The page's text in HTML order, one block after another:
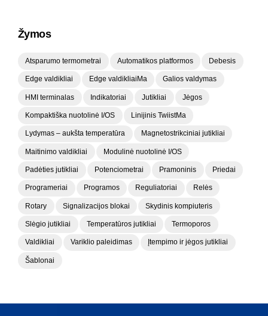
Žymos
Atsparumo termometrai Automatikos platformos Debesis
Edge valdikliai Edge valdikliaiMa Galios valdymas
HMI terminalas Indikatoriai Jutikliai Jėgos
Kompaktiška nuotolinė I/OS Linijinis TwiistMa
Lydymas – aukšta temperatūra Magnetostrikciniai jutikliai
Maitinimo valdikliai Modulinė nuotolinė I/OS
Padėties jutikliai Potenciometrai Pramoninis Priedai
Programeriai Programos Reguliatoriai Relės
Rotary Signalizacijos blokai Skydinis kompiuteris
Slėgio jutikliai Temperatūros jutikliai Termoporos
Valdikliai Variklio paleidimas Įtempimo ir jėgos jutikliai
Šablonai